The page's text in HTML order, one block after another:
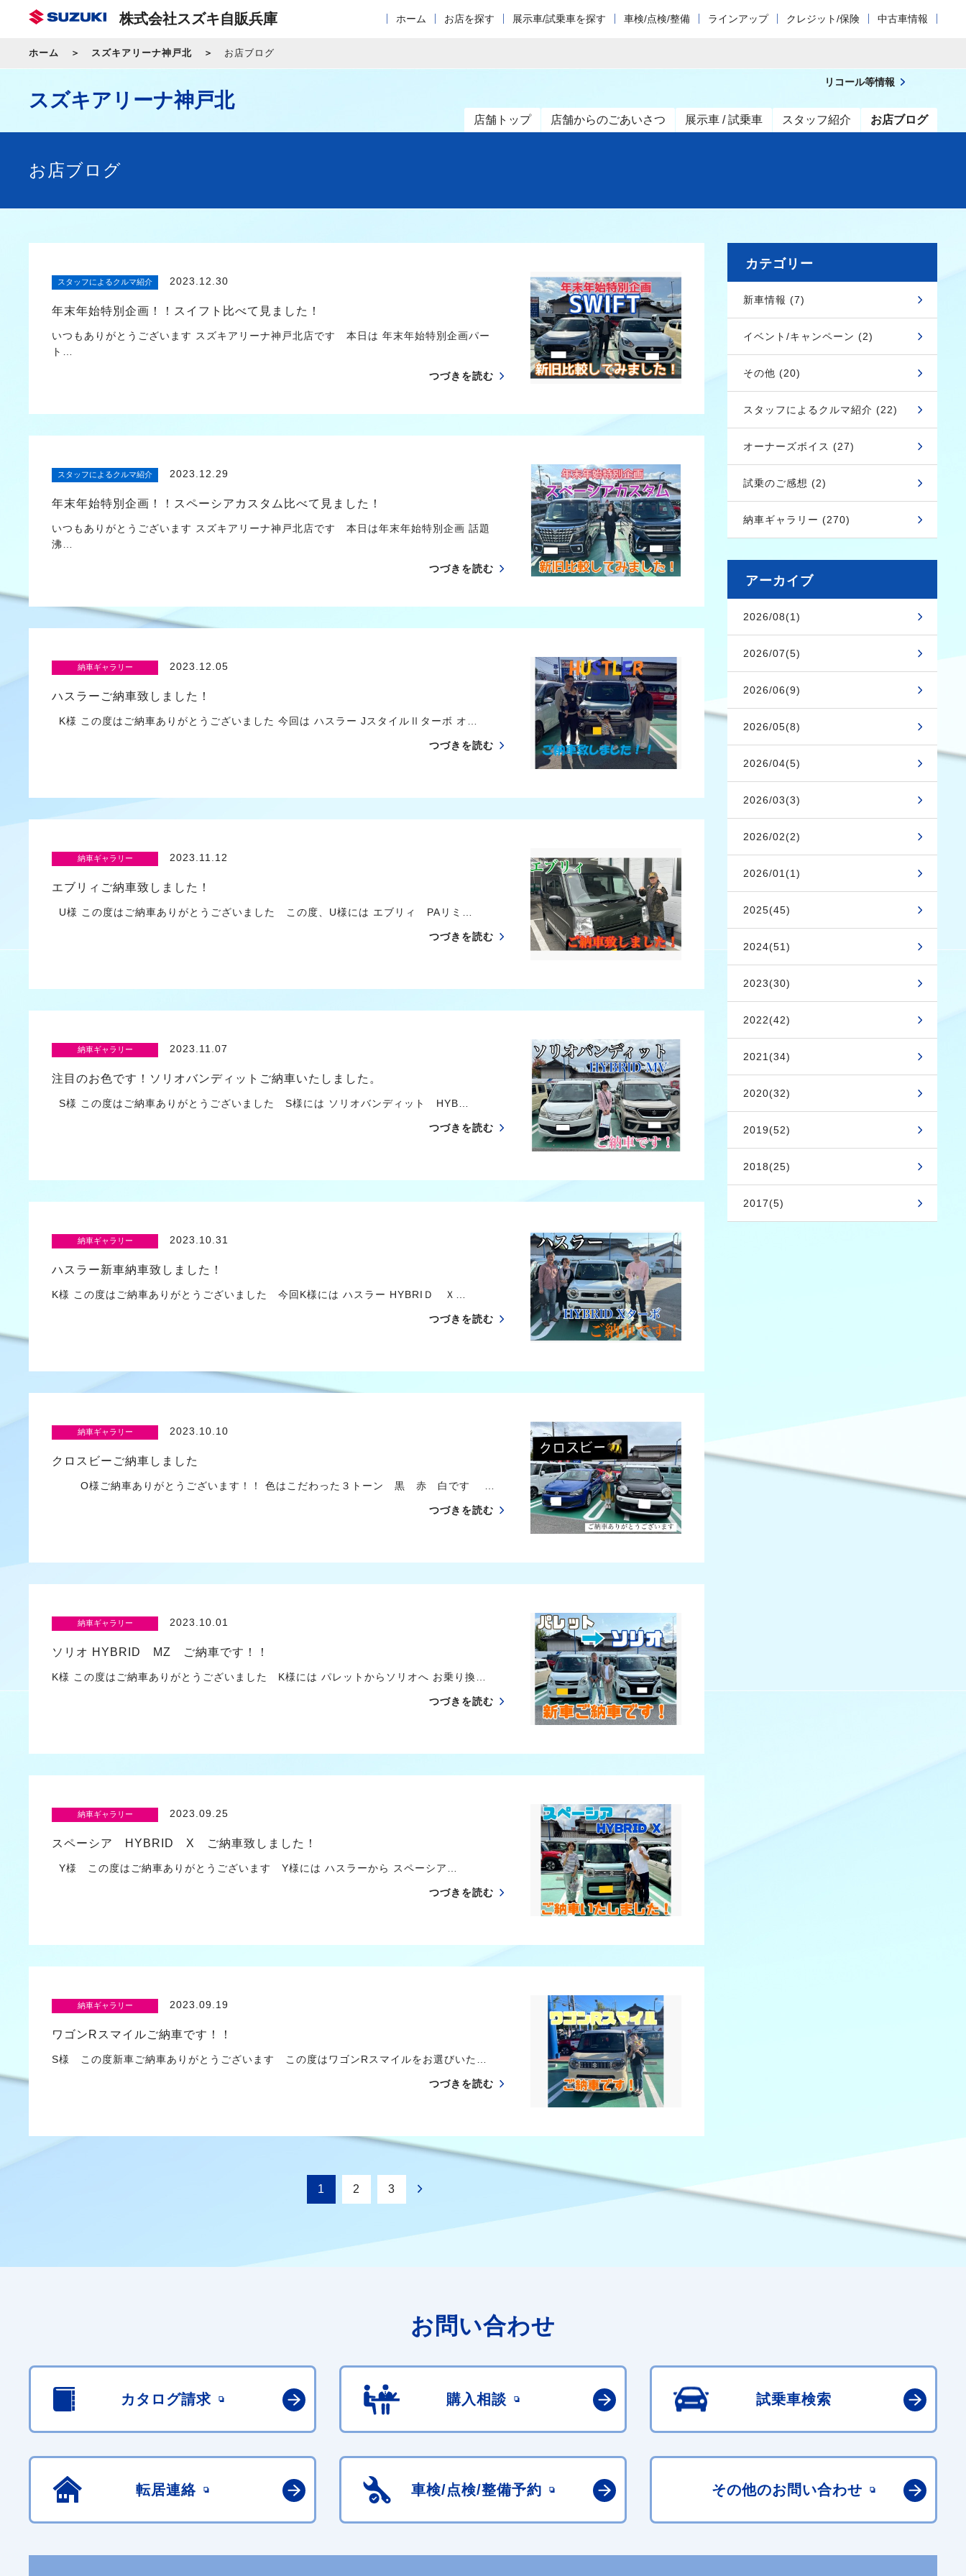
株式会社スズキ自販兵庫 ホーム お店を探す 展示車/試乗車を探す 車検/点検/整備 ラインアップ クレジット/保険 中古車情報
ホーム スズキアリーナ神戸北 お店ブログ
スズキアリーナ神戸北
店舗トップ 店舗からのごあいさつ 展示車 / 試乗車 スタッフ紹介 お店ブログ
リコール等情報
お店ブログ
スタッフによるクルマ紹介 2023.12.30
年末年始特別企画！！スイフト比べて見ました！
いつもありがとうございます スズキアリーナ神戸北店です 本日は 年末年始特別企画パー
ト…
つづきを読む
スタッフによるクルマ紹介 2023.12.29
年末年始特別企画！！スペーシアカスタム比べて見ました！
いつもありがとうございます スズキアリーナ神戸北店です 本日は年末年始特別企画 話題
沸…
つづきを読む
納車ギャラリー 2023.12.05
ハスラーご納車致しました！
K様 この度はご納車ありがとうございました 今回は ハスラー JスタイルⅡターボ オ…
つづきを読む
納車ギャラリー 2023.11.12
エブリィご納車致しました！
U様 この度はご納車ありがとうございました この度、U様には エブリィ PAリミ…
つづきを読む
納車ギャラリー 2023.11.07
注目のお色です！ソリオバンディットご納車いたしました。
S様 この度はご納車ありがとうございました S様には ソリオバンディット HYB…
つづきを読む
納車ギャラリー 2023.10.31
ハスラー新車納車致しました！
K様 この度はご納車ありがとうございました 今回K様には ハスラー HYBRIＤ Ｘ…
つづきを読む
納車ギャラリー 2023.10.10
クロスビーご納車しました
O様ご納車ありがとうございます！！ 色はこだわった３トーン 黒 赤 白です …
つづきを読む
納車ギャラリー 2023.10.01
ソリオ HYBRID MZ ご納車です！！
K様 この度はご納車ありがとうございました K様には パレットからソリオへ お乗り換…
つづきを読む
納車ギャラリー 2023.09.25
スペーシア HYBRID X ご納車致しました！
Y様 この度はご納車ありがとうございます Y様には ハスラーから スペーシア…
つづきを読む
納車ギャラリー 2023.09.19
ワゴンRスマイルご納車です！！
S様 この度新車ご納車ありがとうございます この度はワゴンRスマイルをお選びいた…
つづきを読む
1 2 3
カテゴリー
新車情報 (7)
イベント/キャンペーン (2)
その他 (20)
スタッフによるクルマ紹介 (22)
オーナーズボイス (27)
試乗のご感想 (2)
納車ギャラリー (270)
アーカイブ
2026/08(1)
2026/07(5)
2026/06(9)
2026/05(8)
2026/04(5)
2026/03(3)
2026/02(2)
2026/01(1)
2025(45)
2024(51)
2023(30)
2022(42)
2021(34)
2020(32)
2019(52)
2018(25)
2017(5)
お問い合わせ
カタログ請求 購入相談 試乗車検索
転居連絡 車検/点検/整備予約 その他のお問い合わせ